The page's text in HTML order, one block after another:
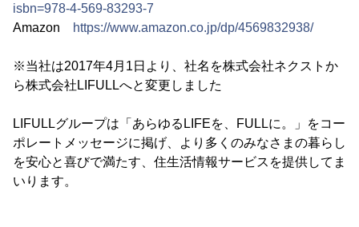
isbn=978-4-569-83293-7
Amazon
https://www.amazon.co.jp/dp/4569832938/
※当社は2017年4月1日より、社名を株式会社ネクストか
ら株式会社LIFULLへと変更しました
LIFULLグループは「あらゆるLIFEを、FULLに。」をコー
ポレートメッセージに掲げ、より多くのみなさまの暮らし
を安心と喜びで満たす、住生活情報サービスを提供してま
いります。